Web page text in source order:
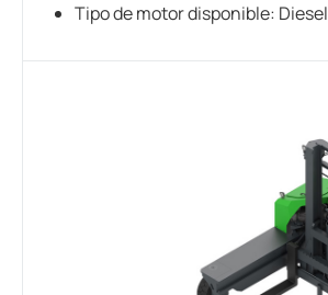
Tipo de motor disponible: Diesel